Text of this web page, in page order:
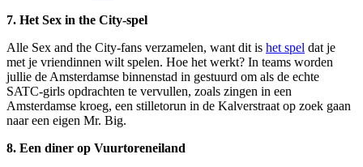
7. Het Sex in the City-spel
Alle Sex and the City-fans verzamelen, want dit is het spel dat je
met je vriendinnen wilt spelen. Hoe het werkt? In teams worden
jullie de Amsterdamse binnenstad in gestuurd om als de echte
SATC-girls opdrachten te vervullen, zoals zingen in een
Amsterdamse kroeg, een stilletorun in de Kalverstraat op zoek gaan
naar een eigen Mr. Big.
8. Een diner op Vuurtoreneiland